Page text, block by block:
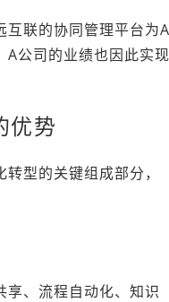
互联的协同管理平台为
A公司的业绩也因此实
优势
型的关键组成部分，
、流程自动化、知识